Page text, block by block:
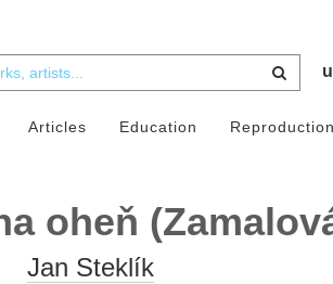
Articles Education
oheň
Jan Steklík